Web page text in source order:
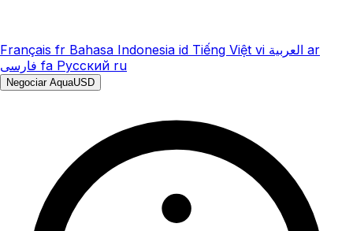
Français fr Bahasa Indonesia id Tiếng Việt vi العربية ar
فارسی fa Русский ru
Negociar AquaUSD